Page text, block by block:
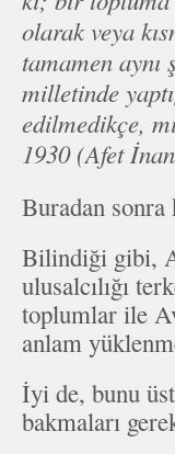
olarak veya
tamamen
milletinde
edilmedikçe,
1930 (Afet
Buradan sonra
Bilindiği gibi,
ulusalcılığı
toplumlar ile
anlam
İyi de, bunu
bakmaları